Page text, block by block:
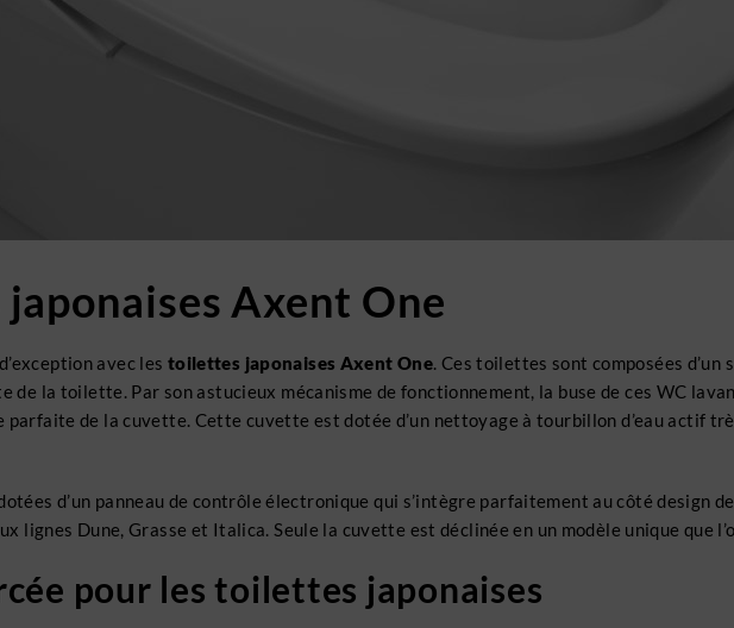
Axent One
avec les toilettes japonaises Axent One. Ces toilettes sont composées d’un s
de la toilette. Par son astucieux mécanisme de fonctionnement, la buse de ces WC
parfaite de la cuvette. Cette cuvette est dotée d’un nettoyage à tourbillon d’eau actif
d’un panneau de contrôle électronique qui s’intègre parfaitement au côté design
lignes Dune, Grasse et Italica. Seule la cuvette est déclinée en un modèle unique que
pour les toilettes japonaises